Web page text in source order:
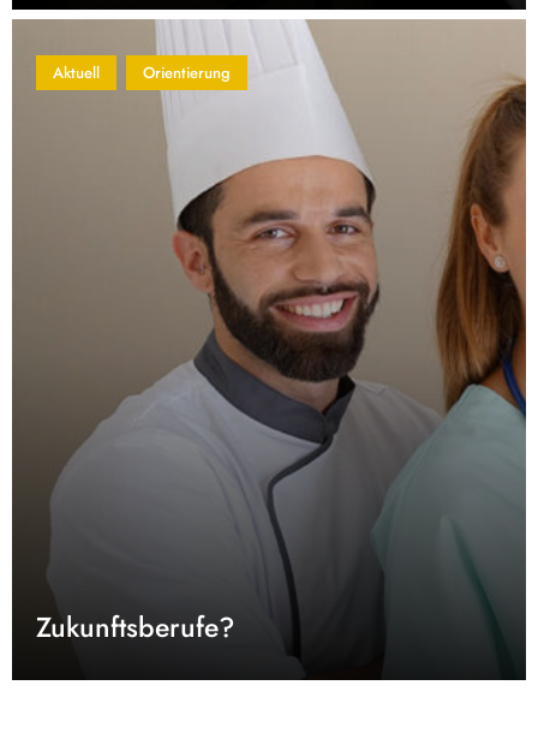
Aktuell Orientierung
Zukunftsberufe?